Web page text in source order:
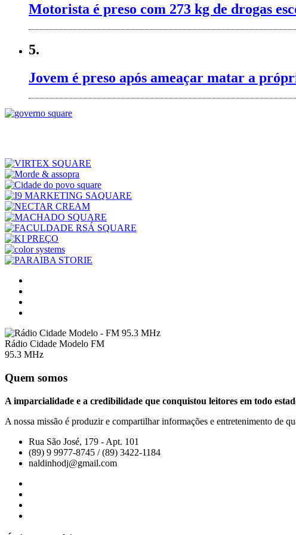
Motorista é preso com 273 kg de drogas
5.
Jovem é preso após ameaçar matar a
Rádio Cidade Modelo FM
95.3 MHz
Quem somos
A imparcialidade e a credibilidade que conquistou leitores em todo
A nossa missão é produzir e compartilhar informações e entretenimento de
Rua São José, 179 - Apt. 101
(89) 9 9977-8745 / (89) 3422-1184
naldinhodj@gmail.com